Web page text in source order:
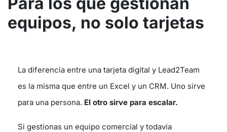
equipos, no solo tarjetas
La diferencia entre una tarjeta digital y Lead2Team
es la misma que entre un Excel y un CRM. Uno sirve
para una persona. El otro sirve para escalar.
Si gestionas un equipo comercial y todavía